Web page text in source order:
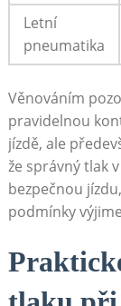
Letní
pneumatika
Věnováním
pravidelnou
jízdě, ale
že správný tlak
bezpečnou
podmínky